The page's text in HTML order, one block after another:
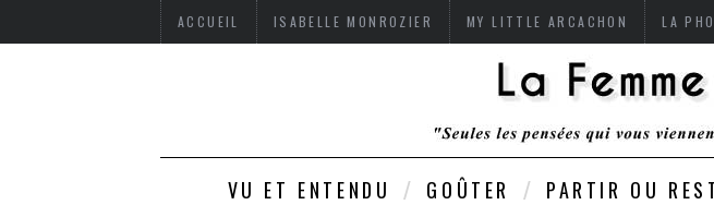
ACCUEIL ISABELLE MONROZIER MY LITTLE ARCACHON LA
VU ET ENTENDU GOÛTER PARTIR OU